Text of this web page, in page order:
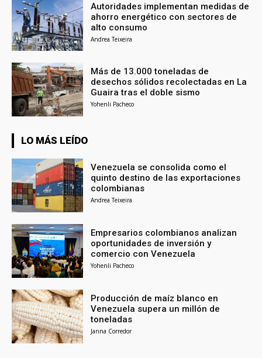
Autoridades implementan medidas de
ahorro energético con sectores de
alto consumo
Andrea Teixeira
Más de 13.000 toneladas de
desechos sólidos recolectadas en La
Guaira tras el doble sismo
Yohenli Pacheco
LO MÁS LEÍDO
Venezuela se consolida como el
quinto destino de las exportaciones
colombianas
Andrea Teixeira
Empresarios colombianos analizan
oportunidades de inversión y
comercio con Venezuela
Yohenli Pacheco
Producción de maíz blanco en
Venezuela supera un millón de
toneladas
Janna Corredor